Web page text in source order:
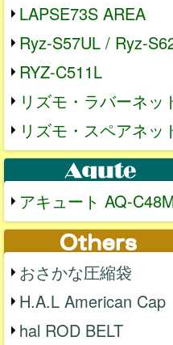
LAPSE73S AREA
Ryz-S57UL / Ryz-
RYZ-C511L
リズモ・ラバーネッ
リズモ・スペアネッ
アキュート AQ-
おさかな圧縮袋
H.A.L American Cap
hal ROD BELT